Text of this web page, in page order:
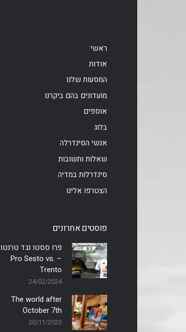
ראשי
אודות
המסעות שלנו
מועדונים בהם ביקרנו
אוספים
בלוג
אנשי הסינדרלה
שאלות ותשובות
סינדרלות במדיה
הצטרפו אלינו
פוסטים אחרונים
פרו ססטו נגד טרנטו
– Pro Sesto vs.
Trento
24/02/2024
The world after
October 7th
20/11/2023